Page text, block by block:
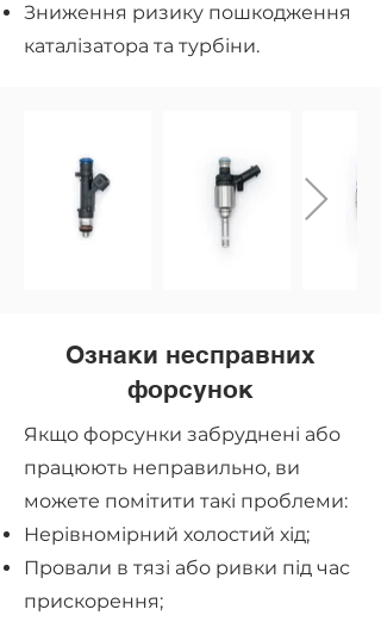
Зниження ризику пошкодження
каталізатора та турбіни.
Ознаки несправних
форсунок
Якщо форсунки забруднені або
працюють неправильно, ви
можете помітити такі проблеми:
Нерівномірний холостий хід;
Провали в тязі або ривки під час
прискорення;